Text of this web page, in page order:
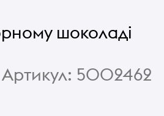
шоколаді
Артикул: 5002462